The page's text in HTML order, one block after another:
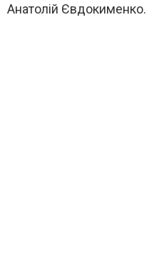
Анатолій Євдокименко.